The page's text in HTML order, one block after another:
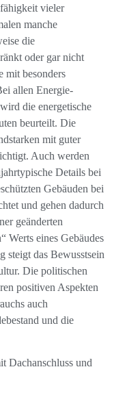
vieler
manche
die
oder gar nicht
mit besonders
allen Energie-
die energetische
beurteilt. Die
mit guter
Auch werden
Details bei
Gebäuden bei
und gehen dadurch
geänderten
Werts eines Gebäudes
steigt das Bewusstsein
Die politischen
positiven Aspekten
auch
und die
Dachanschluss und